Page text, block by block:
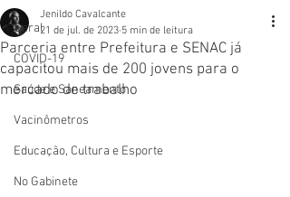
Geral
COVID-19
Saúde e Saneamento
Vacinômetros
Educação, Cultura e Esporte
No Gabinete
Parceria entre Prefeitura e SENAC já
capacitou mais de 200 jovens para o
mercado de trabalho
Jenildo Cavalcante
21 de jul. de 2023 5 min de leitura